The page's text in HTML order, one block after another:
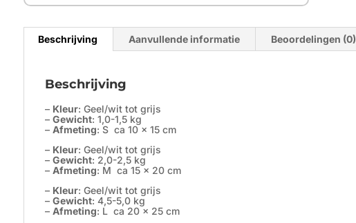
Beschrijving Aanvullende informatie Beoordelingen (0)
Beschrijving
– Kleur: Geel/wit tot grijs
– Gewicht: 1,0-1,5 kg
– Afmeting: S ca 10 x 15 cm
– Kleur: Geel/wit tot grijs
– Gewicht: 2,0-2,5 kg
– Afmeting: M ca 15 x 20 cm
– Kleur: Geel/wit tot grijs
– Gewicht: 4,5-5,0 kg
– Afmeting: L ca 20 x 25 cm